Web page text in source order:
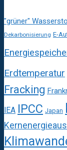
"grüner"
Dekarbonisierung E-
Erdtemperatur
Fracking
IEA IPCC Japan